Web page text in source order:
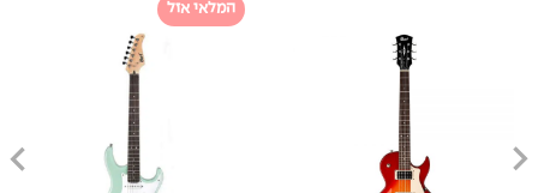
המלאי אזל